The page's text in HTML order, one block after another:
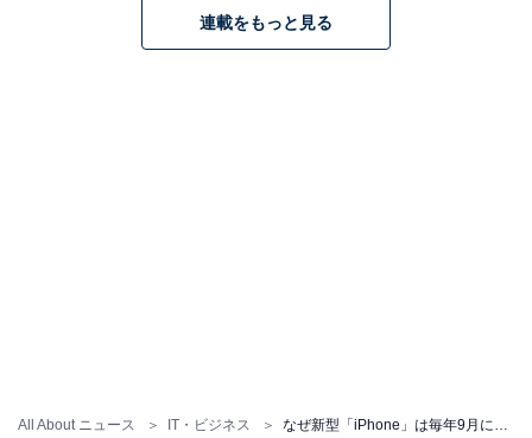
All About ニュース IT・ビジネス
身。現在は業界動向から、スマートフォン、アプ
連載をもっと見る